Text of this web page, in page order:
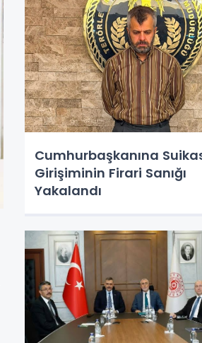
Cumhurbaşkanına
Girişiminin Firari Sanığı
Yakalandı